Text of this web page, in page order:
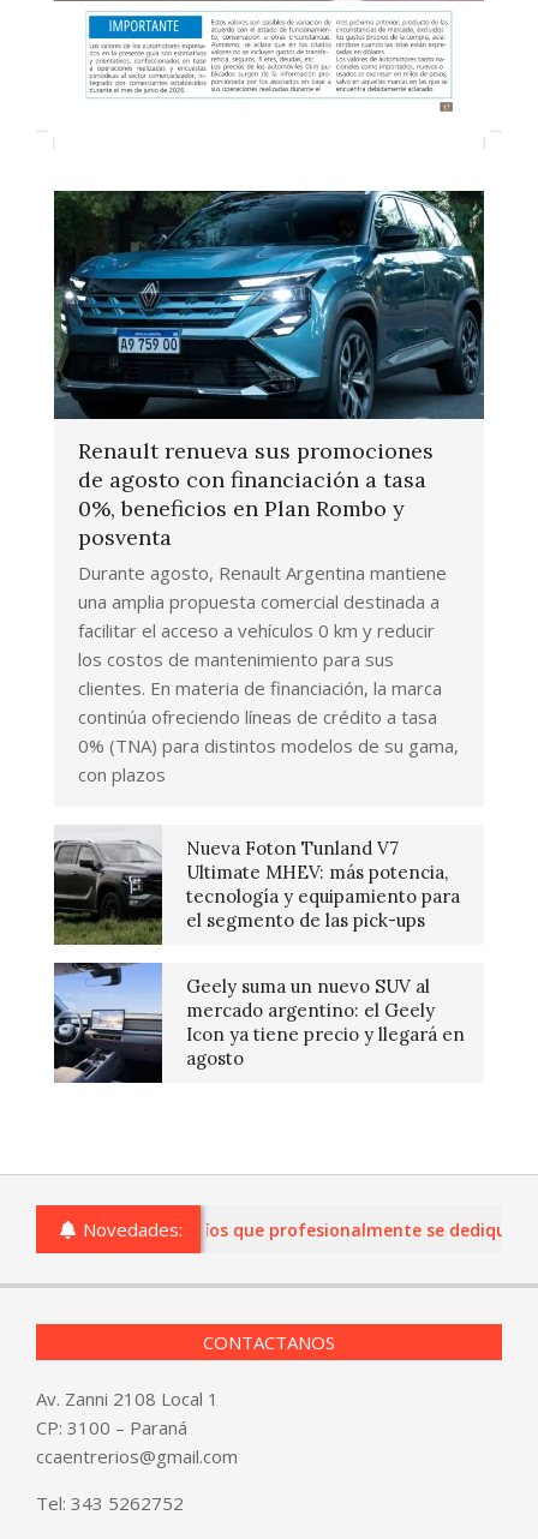
Renault renueva sus promociones
de agosto con financiación a tasa
0%, beneficios en Plan Rombo y
posventa
Durante agosto, Renault Argentina mantiene
una amplia propuesta comercial destinada a
facilitar el acceso a vehículos 0 km y reducir
los costos de mantenimiento para sus
clientes. En materia de financiación, la marca
continúa ofreciendo líneas de crédito a tasa
0% (TNA) para distintos modelos de su gama,
con plazos
Nueva Foton Tunland V7
Ultimate MHEV: más potencia,
tecnología y equipamiento para
el segmento de las pick-ups
Geely suma un nuevo SUV al
mercado argentino: el Geely
Icon ya tiene precio y llegará en
agosto
Novedades:
comercios de Entre Ríos que profesionalmente se dediquen
CONTACTANOS
Av. Zanni 2108 Local 1
CP: 3100 – Paraná
ccaentrerios@gmail.com
Tel: 343 5262752